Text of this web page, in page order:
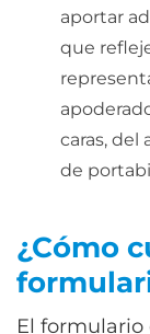
aportar
que
caras,
de
¿Cómo
El formulario